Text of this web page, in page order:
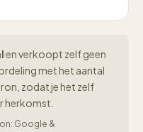
en verkoopt zelf geen
met het aantal
zodat je het zelf
herkomst.
Google &